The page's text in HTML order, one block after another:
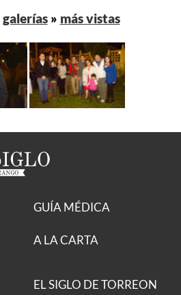
galerías» más vistas
GUÍA MÉDICA
A LA CARTA
EL SIGLO DE TORREON